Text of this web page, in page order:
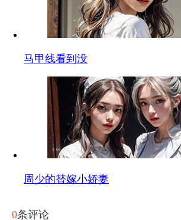
马甲线看到没
周少的替嫁小娇妻
0条评论